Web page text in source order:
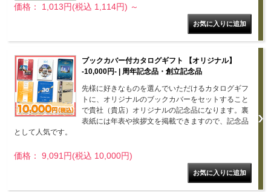
価格： 1,013円(税込 1,114円) ～
ブックカバー付カタログギフト 【オリジナル】
-10,000円- | 周年記念品・創立記念品
先様に好きなものを選んでいただけるカタログギフ
トに、オリジナルのブックカバーをセットすること
で貴社（貴店）オリジナルの記念品になります。裏
表紙には年表や挨拶文を掲載できますので、記念品
として人気です。
価格： 9,091円(税込 10,000円)